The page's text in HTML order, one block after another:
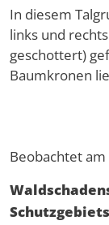
In diesem
links und
geschottert)
Baumkronen
Beobachtet am